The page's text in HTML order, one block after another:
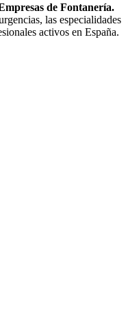
de Fontanería.
las especialidades
activos en España.